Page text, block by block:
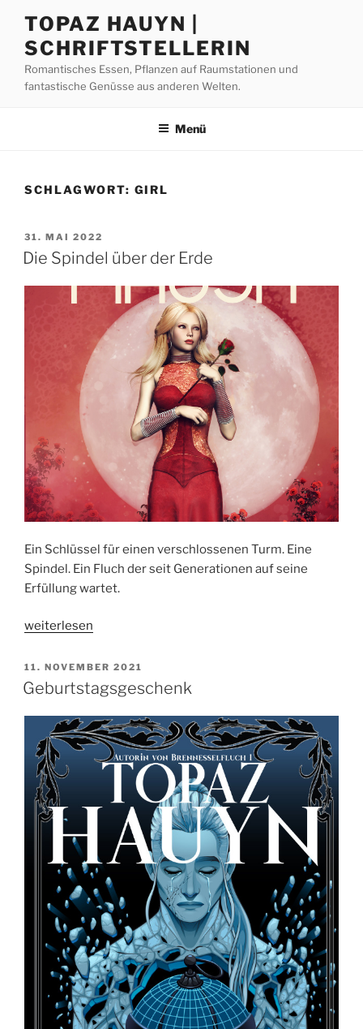
Inhalt
springen
TOPAZ HAUYN |
SCHRIFTSTELLERIN
Romantisches Essen, Pflanzen auf Raumstationen und
fantastische Genüsse aus anderen Welten.
Menü
SCHLAGWORT: GIRL
VERÖFFENTLICHT
AM
31. MAI 2022
Die Spindel über der Erde
Ein Schlüssel für einen verschlossenen Turm. Eine
Spindel. Ein Fluch der seit Generationen auf seine
Erfüllung wartet.
„Die
über
der
weiterlesen
VERÖFFENTLICHT
AM
11. NOVEMBER 2021
Geburtstagsgeschenk